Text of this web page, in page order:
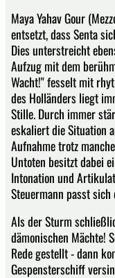
Maya Yahav Gour
entsetzt, dass Senta
Dies unterstreicht
Aufzug mit dem
Wacht!" fesselt mit
des Holländers liegt
Stille. Durch immer
eskaliert die Situation
Aufnahme trotz
Untoten besitzt dabei
Intonation und
Steuermann passt
Als der Sturm
dämonischen Mächte!
Rede gestellt - dann
Gespensterschiff